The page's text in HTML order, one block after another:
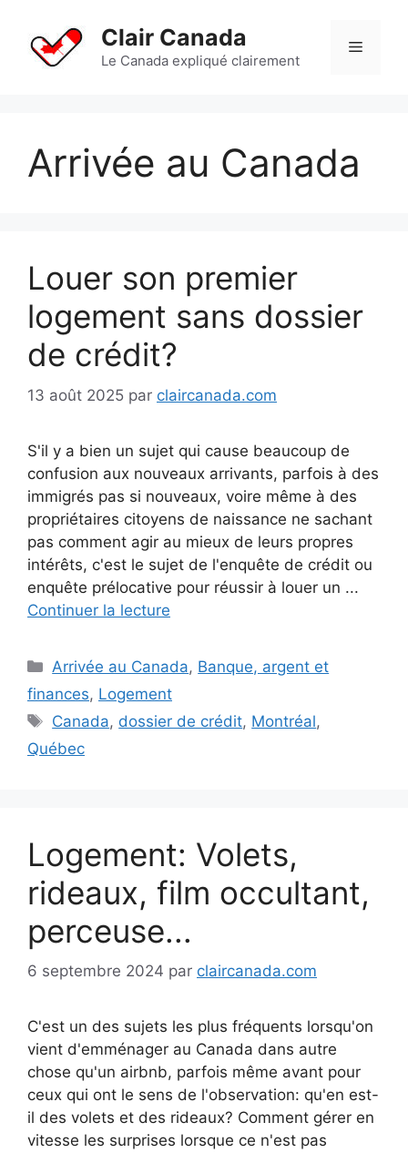
contenu
Clair Canada
Le Canada expliqué clairement
Menu
Arrivée au Canada
Louer son premier
logement sans dossier
de crédit?
13 août 2025 par claircanada.com
S'il y a bien un sujet qui cause beaucoup de
confusion aux nouveaux arrivants, parfois à des
immigrés pas si nouveaux, voire même à des
propriétaires citoyens de naissance ne sachant
pas comment agir au mieux de leurs propres
intérêts, c'est le sujet de l'enquête de crédit ou
enquête prélocative pour réussir à louer un ...
Continuer la lecture
Catégories
Arrivée au Canada, Banque, argent et
finances, Logement
Étiquettes
Canada, dossier de crédit, Montréal,
Québec
Logement: Volets,
rideaux, film occultant,
perceuse...
6 septembre 2024 par claircanada.com
C'est un des sujets les plus fréquents lorsqu'on
vient d'emménager au Canada dans autre
chose qu'un airbnb, parfois même avant pour
ceux qui ont le sens de l'observation: qu'en est-
il des volets et des rideaux? Comment gérer en
vitesse les surprises lorsque ce n'est pas